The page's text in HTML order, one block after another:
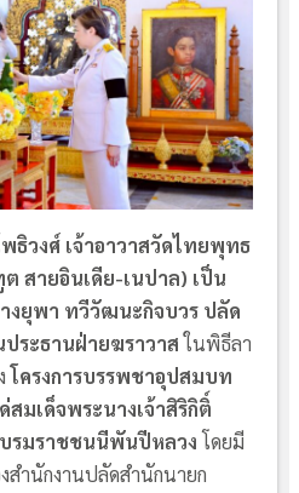
ธิวงศ์ เจ้าอาวาสวัดไทยพุทธ
สายอินเดีย-เนปาล) เป็น
งยุพา ทวีวัฒนะกิจบวร ปลัด
ระธานฝ่ายฆราวาสในพิธีลา
โครงการบรรพชาอุปสมบท
มเด็จพระนางเจ้าสิริกิติ์
รมราชชนนีพันปีหลวง โดยมี
สำนักงานปลัดสำนักนายก